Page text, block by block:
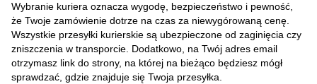
Wybranie kuriera oznacza wygodę, bezpieczeństwo i pewność,
że Twoje zamówienie dotrze na czas za niewygórowaną cenę.
Wszystkie przesyłki kurierskie są ubezpieczone od zaginięcia czy
zniszczenia w transporcie. Dodatkowo, na Twój adres email
otrzymasz link do strony, na której na bieżąco będziesz mógł
sprawdzać, gdzie znajduje się Twoja przesyłka.